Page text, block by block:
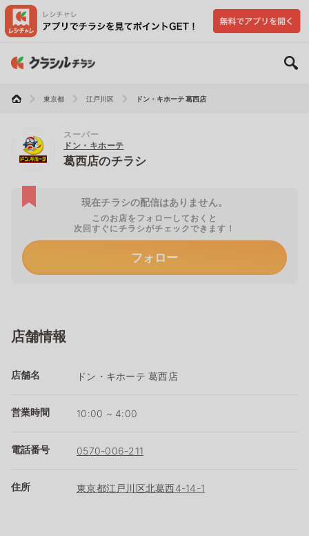
東京都 江戸川区 ドン・キホーテ 葛西店
スーパー
ドン・キホーテ
葛西店のチラシ
現在チラシの配信はありません。
このお店をフォローしておくと
次回すぐにチラシがチェックできます！
フォロー
店舗情報
店舗名 ドン・キホーテ 葛西店
営業時間 10:00 ~ 4:00
電話番号 0570-006-211
住所 東京都江戸川区北葛西4-14-1